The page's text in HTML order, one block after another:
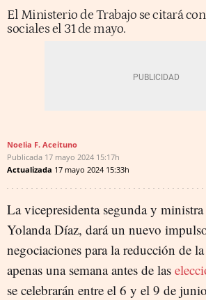
El Ministerio de Trabajo se citará con
sociales el 31 de mayo.
Noelia F. Aceituno
Publicada 17 mayo 2024 15:17h
Actualizada 17 mayo 2024 15:33h
La vicepresidenta segunda y
Yolanda Díaz, dará un nuevo
negociaciones para la reducción de
apenas una semana antes de las
se celebrarán entre el 6 y el 9 de